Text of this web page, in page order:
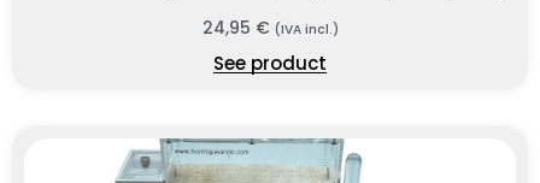
24,95 € (IVA incl.)
See product